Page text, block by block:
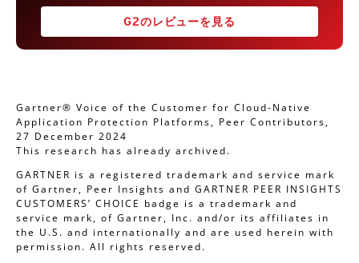
G2のレビューを見る
Gartner® Voice of the Customer for Cloud-Native
Application Protection Platforms, Peer Contributors,
27 December 2024
This research has already archived.
GARTNER is a registered trademark and service mark
of Gartner, Peer Insights and GARTNER PEER INSIGHTS
CUSTOMERS’ CHOICE badge is a trademark and
service mark, of Gartner, Inc. and/or its affiliates in
the U.S. and internationally and are used herein with
permission. All rights reserved.